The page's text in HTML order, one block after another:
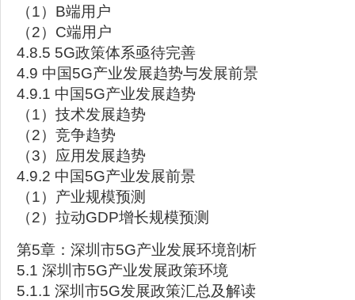
（1）B端用户
（2）C端用户
4.8.5 5G政策体系亟待完善
4.9 中国5G产业发展趋势与发展前景
4.9.1 中国5G产业发展趋势
（1）技术发展趋势
（2）竞争趋势
（3）应用发展趋势
4.9.2 中国5G产业发展前景
（1）产业规模预测
（2）拉动GDP增长规模预测
第5章：深圳市5G产业发展环境剖析
5.1 深圳市5G产业发展政策环境
5.1.1 深圳市5G发展政策汇总及解读